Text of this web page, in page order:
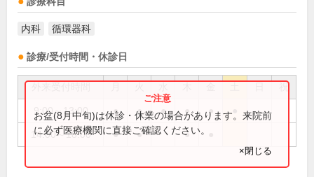
内科 循環器科
診療/受付時間・休診日
祝
9:00～13:00 ● ● ● ● ●
14:00～18:00 ● ● ●
お盆(8月中旬)は休診・休業の場合があります。来院前
に必ず医療機関に直接ご確認ください。
×閉じる